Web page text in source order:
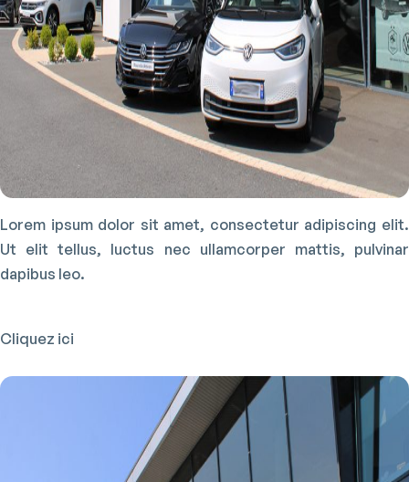
Lorem ipsum dolor sit amet, consectetur adipiscing elit.
Ut elit tellus, luctus nec ullamcorper mattis, pulvinar
dapibus leo.
Cliquez ici